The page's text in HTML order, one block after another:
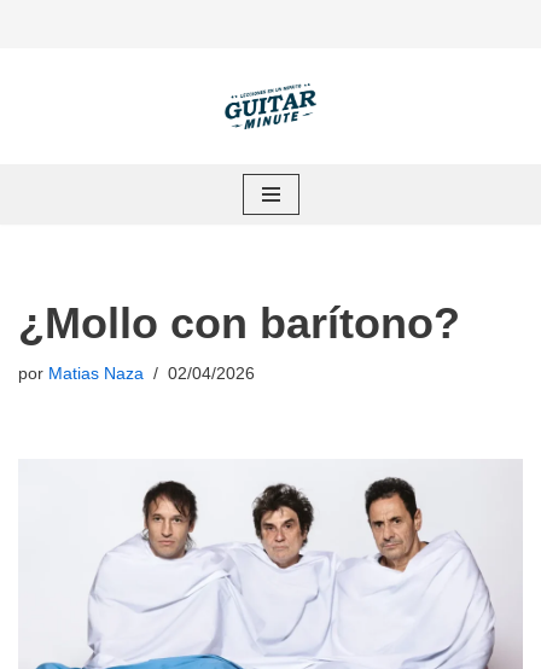
¿Mollo con barítono?
por Matias Naza 02/04/2026